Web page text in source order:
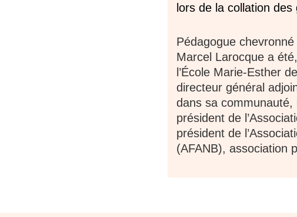
lors de la collation des
Pédagogue
Marcel Larocque a
l’École Marie-Esther
directeur général
dans sa communauté,
président de
président de
(AFANB), association